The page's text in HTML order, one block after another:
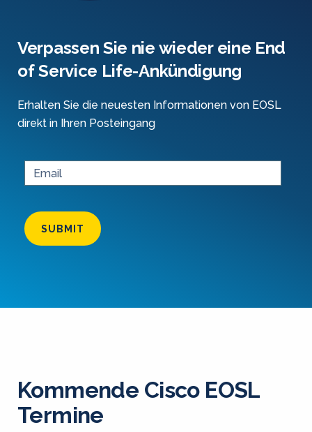
Verpassen Sie nie wieder eine End
of Service Life-Ankündigung
Erhalten Sie die neuesten Informationen von EOSL
direkt in Ihren Posteingang
SUBMIT
Kommende Cisco EOSL
Termine